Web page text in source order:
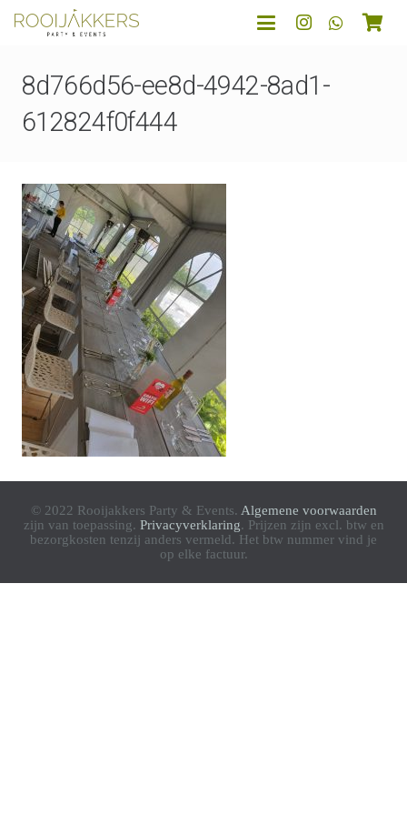
8d766d56-ee8d-4942-8ad1-
612824f0f444
© 2022 Rooijakkers Party & Events. Algemene voorwaarden
zijn van toepassing. Privacyverklaring. Prijzen zijn excl. btw en
bezorgkosten tenzij anders vermeld. Het btw nummer vind je
op elke factuur.